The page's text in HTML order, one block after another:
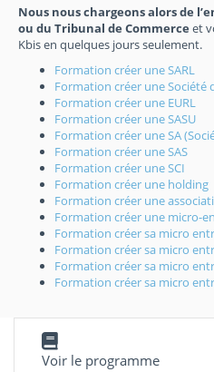
Nous nous chargeons alors de
ou du Tribunal de Commerce et
Kbis en quelques jours seulement.
Formation créer une SARL
Formation créer une Société
Formation créer une EURL
Formation créer une SASU
Formation créer une SA
Formation créer une SAS
Formation créer une SCI
Formation créer une holding
Formation créer une
Formation créer une micro-
Formation créer sa micro
Formation créer sa micro
Formation créer sa micro
Formation créer sa micro
Voir le programme